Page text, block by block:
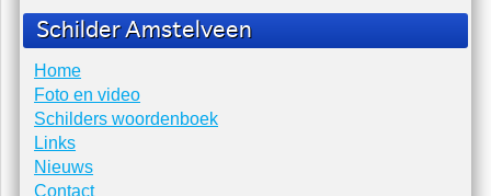
Schilder Amstelveen
Home
Foto en video
Schilders woordenboek
Links
Nieuws
Contact